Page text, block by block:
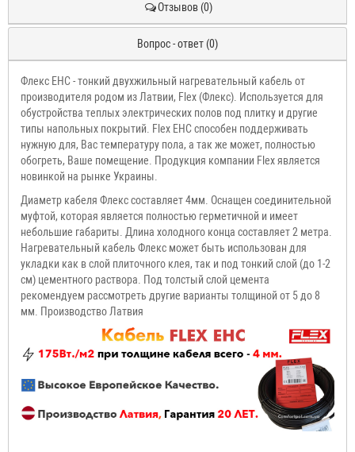
Отзывов (0)
Вопрос - ответ (0)
Флекс EHC - тонкий двухжильный нагревательный кабель от
производителя родом из Латвии, Flex (Флекс). Используется для
обустройства теплых электрических полов под плитку и другие
типы напольных покрытий. Flex EHC способен поддерживать
нужную для, Вас температуру пола, а так же может, полностью
обогреть, Ваше помещение. Продукция компании Flex является
новинкой на рынке Украины.
Диаметр кабеля Флекс составляет 4мм. Оснащен соединительной
муфтой, которая является полностью герметичной и имеет
небольшие габариты. Длина холодного конца составляет 2 метра.
Нагревательный кабель Флекс может быть использован для
укладки как в слой плиточного клея, так и под тонкий слой (до 1-2
см) цементного раствора. Под толстый слой цемента
рекомендуем рассмотреть другие варианты толщиной от 5 до 8
мм. Производство Латвия